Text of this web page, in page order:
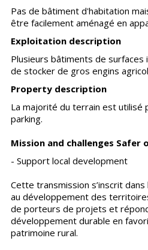
Pas de bâtiment d'habitation
être facilement aménagé en
Exploitation description
Plusieurs bâtiments de
de stocker de gros engins
Property description
La majorité du terrain est utilisé
parking.
Mission and challenges
- Support local development
Cette transmission s’inscrit
au développement des
de porteurs de projets et
développement durable en
patrimoine rural.